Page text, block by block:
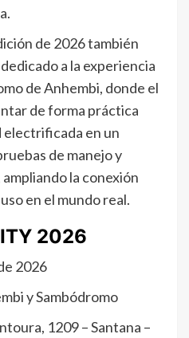
de 2026 también
a la experiencia
de Anhembi, donde el
de forma práctica
electrificada en un
de manejo y
la conexión
en el mundo real.
2026
2026
y Sambódromo
1209 – Santana –